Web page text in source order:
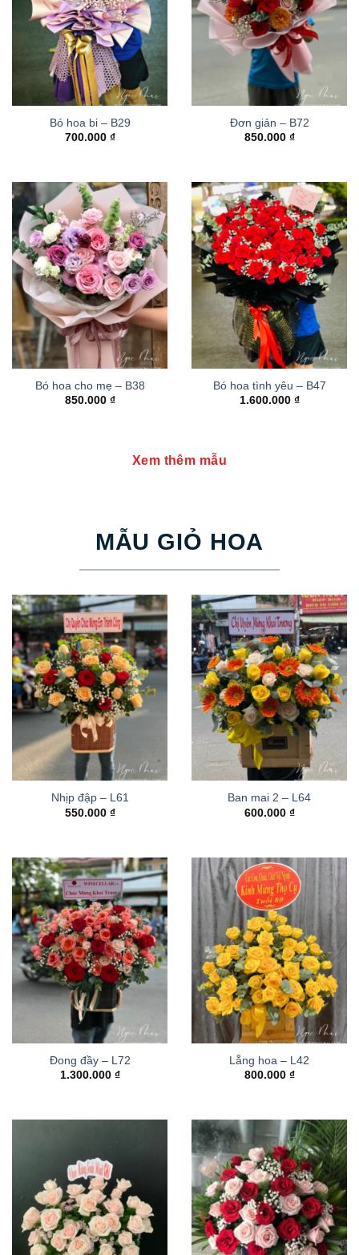
Bó hoa bi – B29
700.000 ₫
Đơn giản – B72
850.000 ₫
Bó hoa cho mẹ – B38
850.000 ₫
Bó hoa tình yêu – B47
1.600.000 ₫
Xem thêm mẫu
MẪU GIỎ HOA
Nhịp đập – L61
550.000 ₫
Ban mai 2 – L64
600.000 ₫
Đong đầy – L72
1.300.000 ₫
Lẵng hoa – L42
800.000 ₫